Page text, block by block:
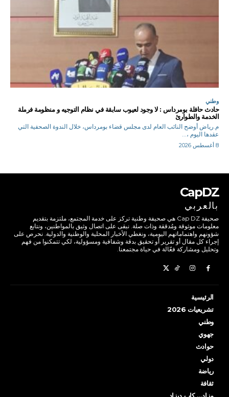
وطني
حادث حافلة بومرداس : لا وجود لعيوب سابقة في نظام التوجيه و منظومة فرملة
الخدمة والطوارئ
م.رياض أوضح النائب العام لدى مجلس قضاء بومرداس، خلال الندوة الصحفية التي
عقدها اليوم ،...
8 أغسطس 2026
CapDZ
بالعربي
صحيفة Cap DZ هي صحيفة وطنية تركز على خدمة المجتمع، ملتزمة بتقديم
معلومات موثوقة ومُدققة وذات صلة. نبقى على اتصال وثيق بالمواطنين، ونتابع
شؤونهم واهتماماتهم اليومية، ونغطي الأخبار المحلية والوطنية والدولية. نحرص على
إجراء كل مقال أو تقرير أو تحقيق بدقة وشفافية ومسؤولية، لكي تتمكنوا من فهم
وتحليل ومشاركة فعّالة في حياة مجتمعنا.
الرئيسية
تشريعيات 2026
وطني
جهوي
حوادث
دولي
رياضة
ثقافة
مزاد… كاب ديزاد